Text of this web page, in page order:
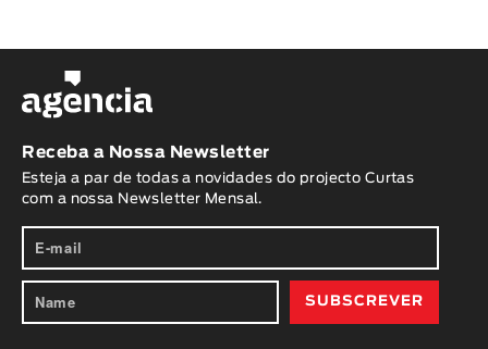
Receba a Nossa Newsletter
Esteja a par de todas a novidades do projecto Curtas
com a nossa Newsletter Mensal.